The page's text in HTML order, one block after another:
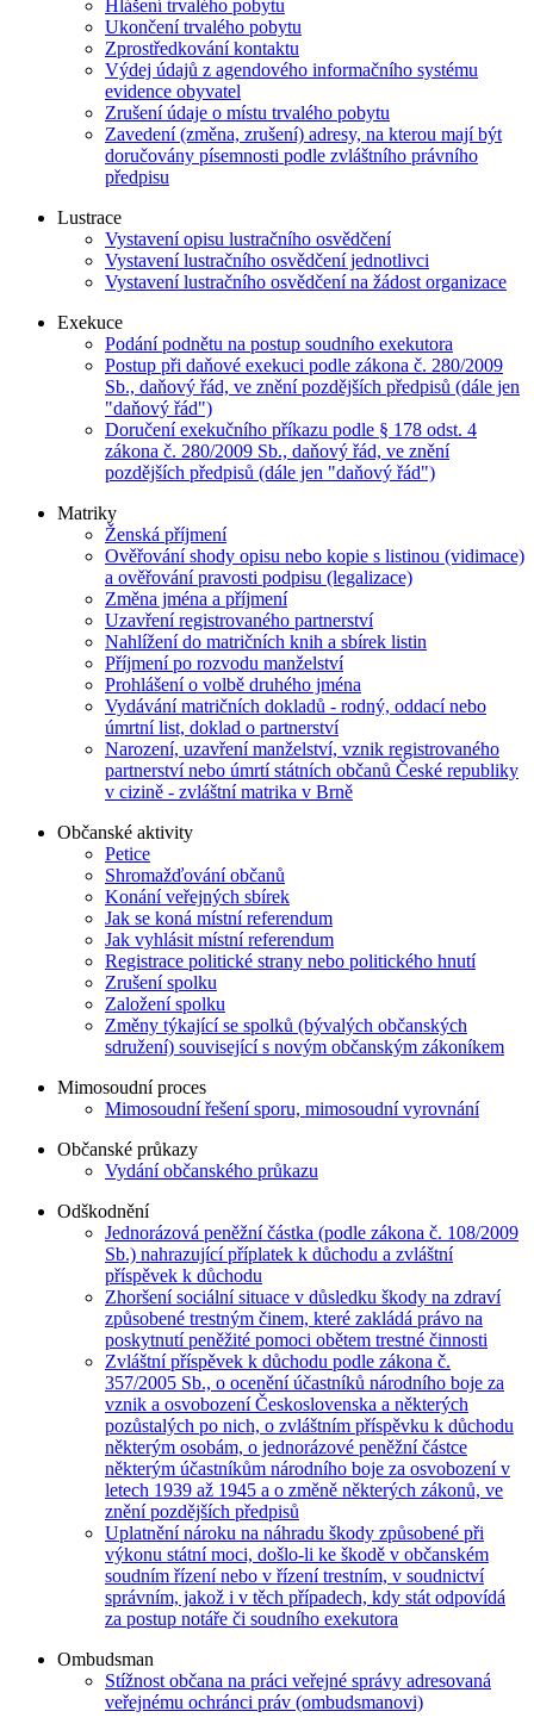
Hlášení trvalého pobytu
Ukončení trvalého pobytu
Zprostředkování kontaktu
Výdej údajů z agendového informačního systému
evidence obyvatel
Zrušení údaje o místu trvalého pobytu
Zavedení (změna, zrušení) adresy, na kterou mají být
doručovány písemnosti podle zvláštního právního
předpisu
Lustrace
Vystavení opisu lustračního osvědčení
Vystavení lustračního osvědčení jednotlivci
Vystavení lustračního osvědčení na žádost organizace
Exekuce
Podání podnětu na postup soudního exekutora
Postup při daňové exekuci podle zákona č. 280/2009
Sb., daňový řád, ve znění pozdějších předpisů (dále jen
"daňový řád")
Doručení exekučního příkazu podle § 178 odst. 4
zákona č. 280/2009 Sb., daňový řád, ve znění
pozdějších předpisů (dále jen "daňový řád")
Matriky
Ženská příjmení
Ověřování shody opisu nebo kopie s listinou (vidimace)
a ověřování pravosti podpisu (legalizace)
Změna jména a příjmení
Uzavření registrovaného partnerství
Nahlížení do matričních knih a sbírek listin
Příjmení po rozvodu manželství
Prohlášení o volbě druhého jména
Vydávání matričních dokladů - rodný, oddací nebo
úmrtní list, doklad o partnerství
Narození, uzavření manželství, vznik registrovaného
partnerství nebo úmrtí státních občanů České republiky
v cizině - zvláštní matrika v Brně
Občanské aktivity
Petice
Shromažďování občanů
Konání veřejných sbírek
Jak se koná místní referendum
Jak vyhlásit místní referendum
Registrace politické strany nebo politického hnutí
Zrušení spolku
Založení spolku
Změny týkající se spolků (bývalých občanských
sdružení) související s novým občanským zákoníkem
Mimosoudní proces
Mimosoudní řešení sporu, mimosoudní vyrovnání
Občanské průkazy
Vydání občanského průkazu
Odškodnění
Jednorázová peněžní částka (podle zákona č. 108/2009
Sb.) nahrazující příplatek k důchodu a zvláštní
příspěvek k důchodu
Zhoršení sociální situace v důsledku škody na zdraví
způsobené trestným činem, které zakládá právo na
poskytnutí peněžité pomoci obětem trestné činnosti
Zvláštní příspěvek k důchodu podle zákona č.
357/2005 Sb., o ocenění účastníků národního boje za
vznik a osvobození Československa a některých
pozůstalých po nich, o zvláštním příspěvku k důchodu
některým osobám, o jednorázové peněžní částce
některým účastníkům národního boje za osvobození v
letech 1939 až 1945 a o změně některých zákonů, ve
znění pozdějších předpisů
Uplatnění nároku na náhradu škody způsobené při
výkonu státní moci, došlo-li ke škodě v občanském
soudním řízení nebo v řízení trestním, v soudnictví
správním, jakož i v těch případech, kdy stát odpovídá
za postup notáře či soudního exekutora
Ombudsman
Stížnost občana na práci veřejné správy adresovaná
veřejnému ochránci práv (ombudsmanovi)